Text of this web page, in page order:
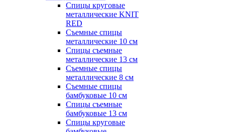
Спицы круговые
металлические KNIT
RED
Съемные спицы
металлические 10 см
Спицы съемные
металлические 13 см
Съемные спицы
металлические 8 см
Съемные спицы
бамбуковые 10 см
Спицы съемные
бамбуковые 13 см
Спицы круговые